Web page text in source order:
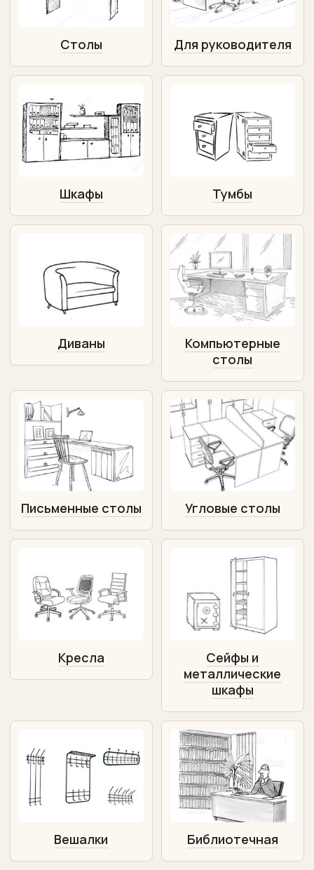
Столы Для руководителя
Шкафы Тумбы
Диваны
Компьютерные
столы
Письменные столы Угловые столы
Кресла
Сейфы и
металлические
шкафы
Вешалки Библиотечная